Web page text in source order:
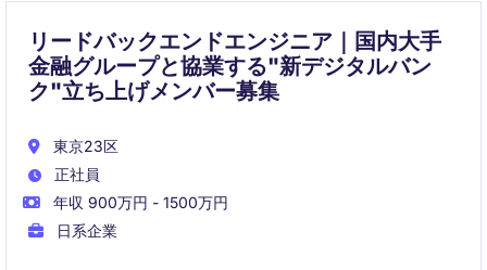
リードバックエンドエンジニア｜国内大手
金融グループと協業する"新デジタルバン
ク"立ち上げメンバー募集
東京23区
正社員
年収 900万円 - 1500万円
日系企業